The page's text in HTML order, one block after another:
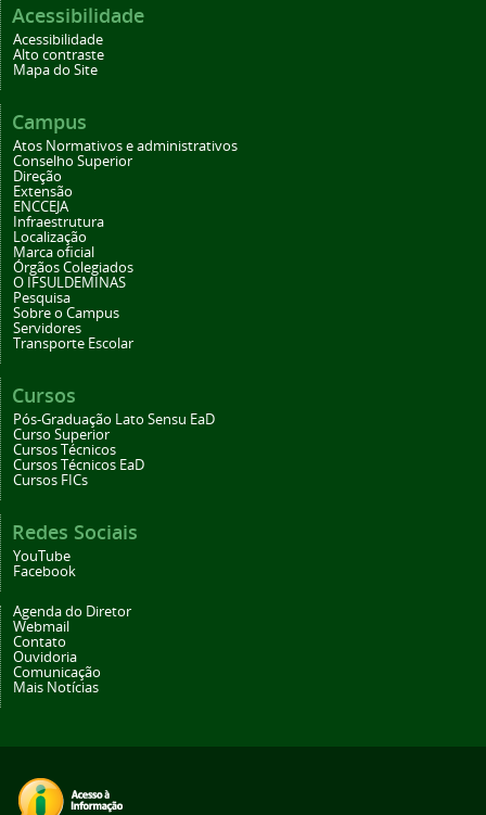
Acessibilidade
Acessibilidade
Alto contraste
Mapa do Site
Campus
Atos Normativos e administrativos
Conselho Superior
Direção
Extensão
ENCCEJA
Infraestrutura
Localização
Marca oficial
Órgãos Colegiados
O IFSULDEMINAS
Pesquisa
Sobre o Campus
Servidores
Transporte Escolar
Cursos
Pós-Graduação Lato Sensu EaD
Curso Superior
Cursos Técnicos
Cursos Técnicos EaD
Cursos FICs
Redes Sociais
YouTube
Facebook
Agenda do Diretor
Webmail
Contato
Ouvidoria
Comunicação
Mais Notícias